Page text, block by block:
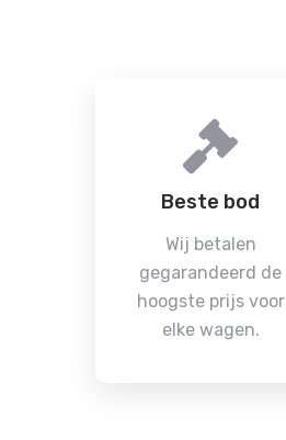
Beste bod
Wij betalen
gegarandeerd de
hoogste prijs voor
elke wagen.